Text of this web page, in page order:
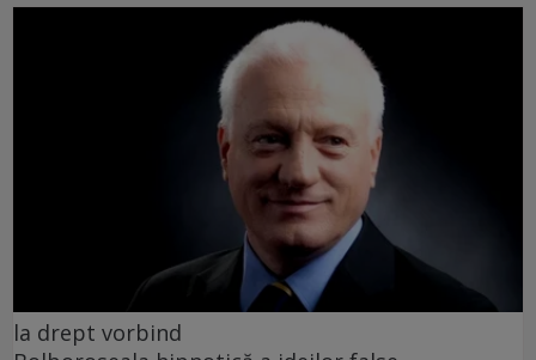
la drept vorbind